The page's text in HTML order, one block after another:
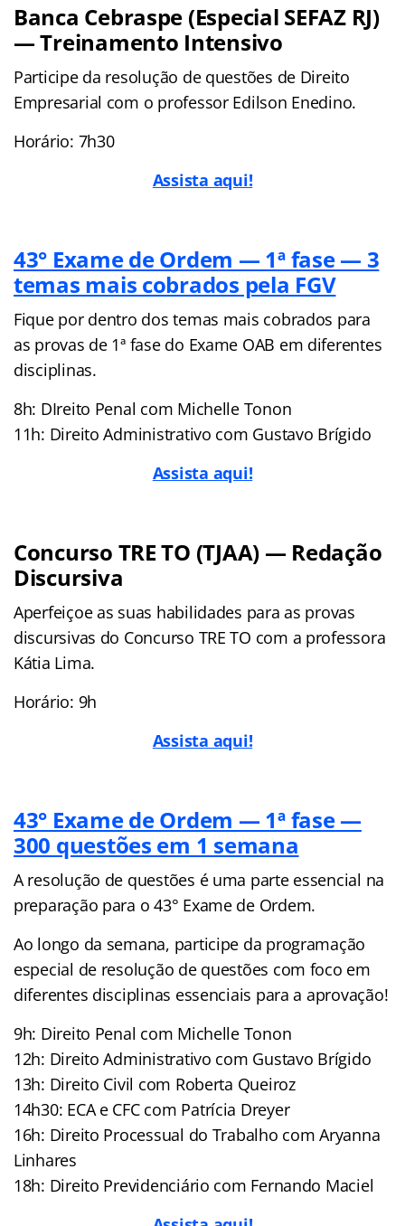
Banca Cebraspe (Especial SEFAZ RJ)
— Treinamento Intensivo
Participe da resolução de questões de Direito
Empresarial com o professor Edilson Enedino.
Horário: 7h30
Assista aqui!
43° Exame de Ordem — 1ª fase — 3
temas mais cobrados pela FGV
Fique por dentro dos temas mais cobrados para
as provas de 1ª fase do Exame OAB em diferentes
disciplinas.
8h: DIreito Penal com Michelle Tonon
11h: Direito Administrativo com Gustavo Brígido
Assista aqui!
Concurso TRE TO (TJAA) — Redação
Discursiva
Aperfeiçoe as suas habilidades para as provas
discursivas do Concurso TRE TO com a professora
Kátia Lima.
Horário: 9h
Assista aqui!
43° Exame de Ordem — 1ª fase —
300 questões em 1 semana
A resolução de questões é uma parte essencial na
preparação para o 43° Exame de Ordem.
Ao longo da semana, participe da programação
especial de resolução de questões com foco em
diferentes disciplinas essenciais para a aprovação!
9h: Direito Penal com Michelle Tonon
12h: Direito Administrativo com Gustavo Brígido
13h: Direito Civil com Roberta Queiroz
14h30: ECA e CFC com Patrícia Dreyer
16h: Direito Processual do Trabalho com Aryanna
Linhares
18h: Direito Previdenciário com Fernando Maciel